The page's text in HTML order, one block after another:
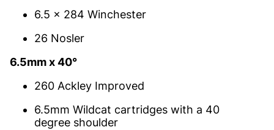
6.5 x 284 Winchester
26 Nosler
6.5mm x 40°
260 Ackley Improved
6.5mm Wildcat cartridges with a 40
degree shoulder